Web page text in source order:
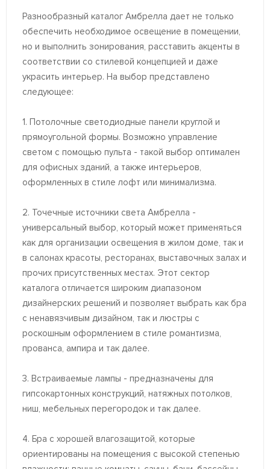
Разнообразный каталог Амбрелла дает не только
обеспечить необходимое освещение в помещении,
но и выполнить зонирования, расставить акценты в
соответствии со стилевой концепцией и даже
украсить интерьер. На выбор представлено
следующее:
1. Потолочные светодиодные панели круглой и
прямоугольной формы. Возможно управление
светом с помощью пульта - такой выбор оптимален
для офисных зданий, а также интерьеров,
оформленных в стиле лофт или минимализма.
2. Точечные источники света Амбрелла -
универсальный выбор, который может применяться
как для организации освещения в жилом доме, так и
в салонах красоты, ресторанах, выставочных залах и
прочих присутственных местах. Этот сектор
каталога отличается широким диапазоном
дизайнерских решений и позволяет выбрать как бра
с ненавязчивым дизайном, так и люстры с
роскошным оформлением в стиле романтизма,
прованса, ампира и так далее.
3. Встраиваемые лампы - предназначены для
гипсокартонных конструкций, натяжных потолков,
ниш, мебельных перегородок и так далее.
4. Бра с хорошей влагозащитой, которые
ориентированы на помещения с высокой степенью